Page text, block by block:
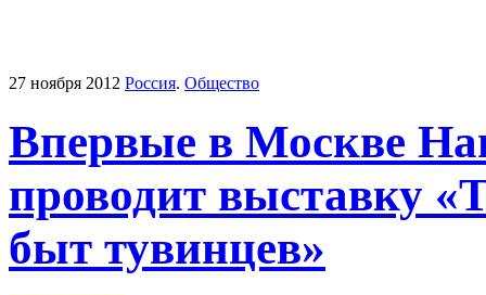
27 ноября 2012 Россия. Общество
Впервые в Москве
проводит выставку
быт тувинцев»